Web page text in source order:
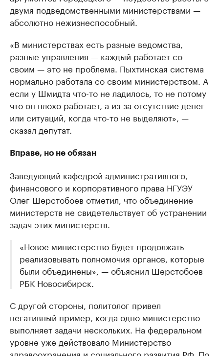
двумя подведомственными министерствами —
абсолютно нежизнеспособный.
«В министерствах есть разные ведомства,
разные управления — каждый работает со
своим — это не проблема. Пыхтинская система
нормально работала со своим министерством. А
если у Шмидта что-то не ладилось, то не потому
что он плохо работает, а из-за отсутствие денег
или ситуаций, когда что-то не выделяют», —
сказал депутат.
Вправе, но не обязан
Заведующий кафедрой административного,
финансового и корпоративного права НГУЭУ
Олег Шерстобоев отметил, что объединение
министерств не свидетельствует об устранении
задач этих министерств.
«Новое министерство будет продолжать
реализовывать полномочия органов, которые
были объединены», — объяснил Шерстобоев
РБК Новосибирск.
С другой стороны, политолог привел
негативный пример, когда одно министерство
выполняет задачи нескольких. На федеральном
уровне уже действовало Министерство
здравоохранения и социального развития РФ. По